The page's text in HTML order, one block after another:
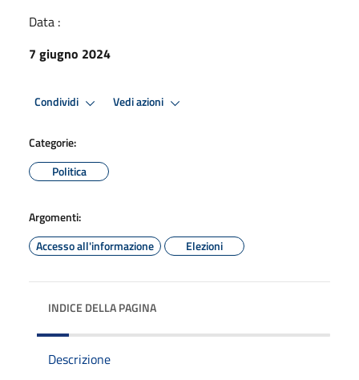
Data :
7 giugno 2024
Condividi Vedi azioni
Categorie:
Politica
Argomenti:
Accesso all'informazione
Elezioni
INDICE DELLA PAGINA
Descrizione